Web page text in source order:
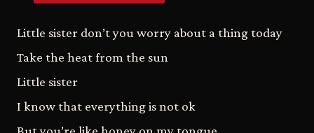
Little sister don’t you worry about a thing today
Take the heat from the sun
Little sister
I know that everything is not ok